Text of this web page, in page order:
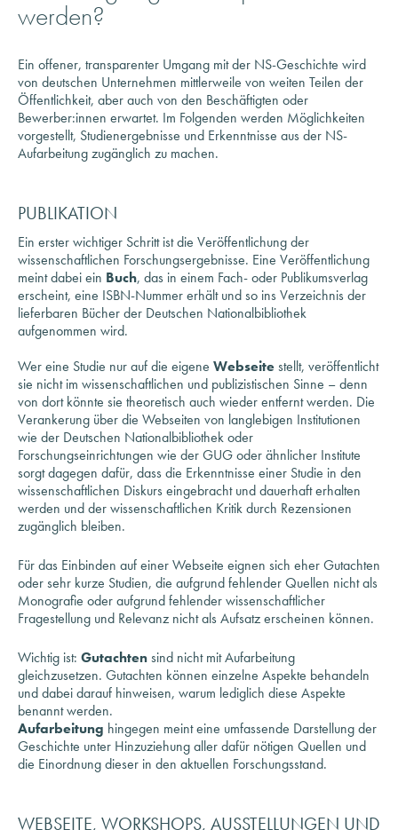
Ein offener, transparenter Umgang mit der NS-Geschichte wird
Öffentlichkeit, aber auch von den Beschäftigten oder
Bewerber:innen erwartet. Im Folgenden werden Möglichkeiten
vorgestellt, Studienergebnisse und Erkenntnisse aus der NS-
Aufarbeitung zugänglich zu machen.
Ein erster wichtiger Schritt ist die Veröffentlichung der
wissenschaftlichen Forschungsergebnisse. Eine Veröffentlichung
meint dabei einBuch, das in einem Fach- oder Publikumsverlag
erscheint, eine ISBN-Nummer erhält und so ins Verzeichnis der
lieferbaren Bücher der Deutschen Nationalbibliothek
aufgenommen wird.
Wer eine Studie nur auf die eigene
von dort könnte sie theoretisch auch wieder entfernt werden. Die
Verankerung über die Webseiten von langlebigen Institutionen
wie der Deutschen Nationalbibliothek oder
Forschungseinrichtungen wie der GUG oder ähnlicher Institute
sorgt dagegen dafür, dass die Erkenntnisse einer Studie in den
wissenschaftlichen Diskurs eingebracht und dauerhaft erhalten
werden und der wissenschaftlichen Kritik durch Rezensionen
zugänglich bleiben.
Für das Einbinden auf einer Webseite eignen sich eher Gutachten
Monografie oder aufgrund fehlender wissenschaftlicher
Fragestellung und Relevanz nicht als Aufsatz erscheinen können.
Wichtig ist:Gutachtensind nicht mit Aufarbeitung
und dabei darauf hinweisen, warum lediglich diese Aspekte
benannt werden.
Aufarbeitunghingegen meint eine umfassende Darstellung der
Geschichte unter Hinzuziehung aller dafür nötigen Quellen und
die Einordnung dieser in den aktuellen Forschungsstand.